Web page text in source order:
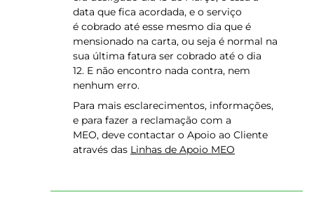
data que fica acordada, e o serviço
é cobrado até esse mesmo dia que é
mensionado na carta, ou seja é normal na
sua última fatura ser cobrado até o dia
12. E não encontro nada contra, nem
nenhum erro.
Para mais esclarecimentos, informações,
e para fazer a reclamação com a
MEO, deve contactar o Apoio ao Cliente
através das Linhas de Apoio MEO